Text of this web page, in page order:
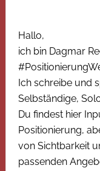
Hallo,
ich bin Dagmar
Ich schreibe und
Selbständige,
Du findest hier
Positionierung,
von Sichtbarkeit
passenden